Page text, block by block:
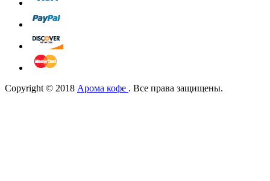
Copyright © 2018 Арома кофе . Все права защищены.